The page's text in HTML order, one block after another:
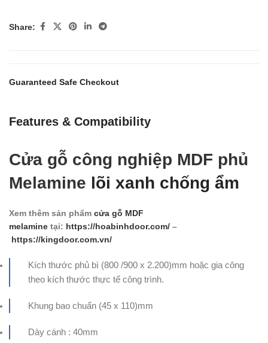
Share:
Guaranteed Safe Checkout
Features & Compatibility
Cửa gỗ công nghiệp MDF phủ
Melamine lõi xanh chống ẩm
Xem thêm sản phẩm cửa gỗ MDF
melamine tại: https://hoabinhdoor.com/ –
https://kingdoor.com.vn/
Kích thước phủ bì (800 /900 x 2.200)mm hoặc gia công
theo kích thước thực tế công trình.
Khung bao chuẩn (45 x 110)mm
Dày cánh : 40mm